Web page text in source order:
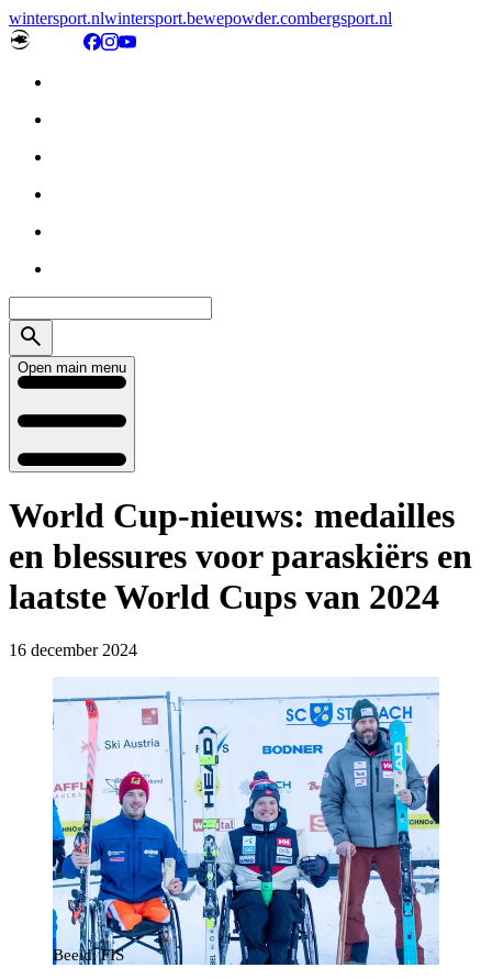
wintersport.nlwintersport.bewepowder.combergsport.nl
Open main menu
World Cup-nieuws: medailles
en blessures voor paraskiërs en
laatste World Cups van 2024
16 december 2024
Beeld: FIS